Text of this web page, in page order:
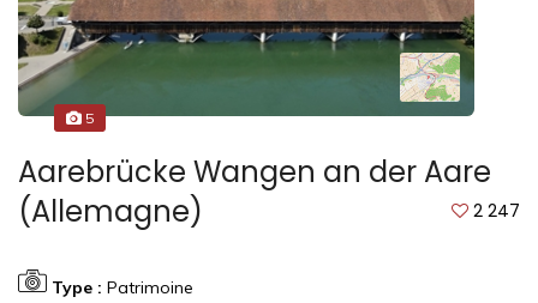
5
Aarebrücke Wangen an der Aare
(Allemagne)
2 247
Type : Patrimoine